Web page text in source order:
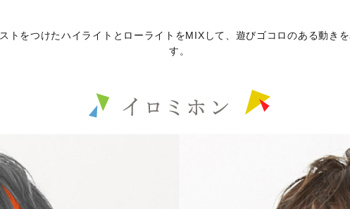
トをつけたハイライトとローライトをMIXして、遊びゴコロのある動き
す。